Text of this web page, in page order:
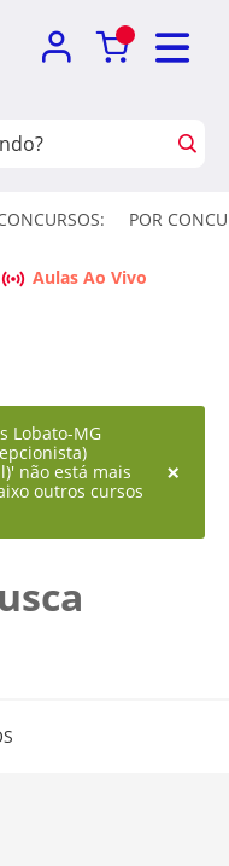
POR
Aulas Ao Vivo
Lobato-MG
não está mais
outros cursos
×